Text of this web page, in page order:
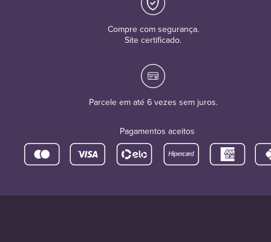
Compre com segurança.
Site certificado.
Parcele em até 6 vezes sem juros.
Pagamentos aceitos